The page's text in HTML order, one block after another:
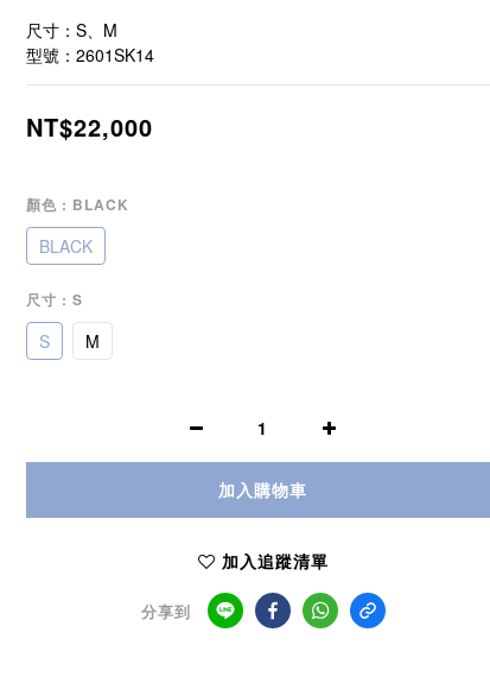
尺寸：S、M
型號：2601SK14
NT$22,000
顏色 : BLACK
BLACK
尺寸 : S
S M
加入購物車
加入追蹤清單
分享到